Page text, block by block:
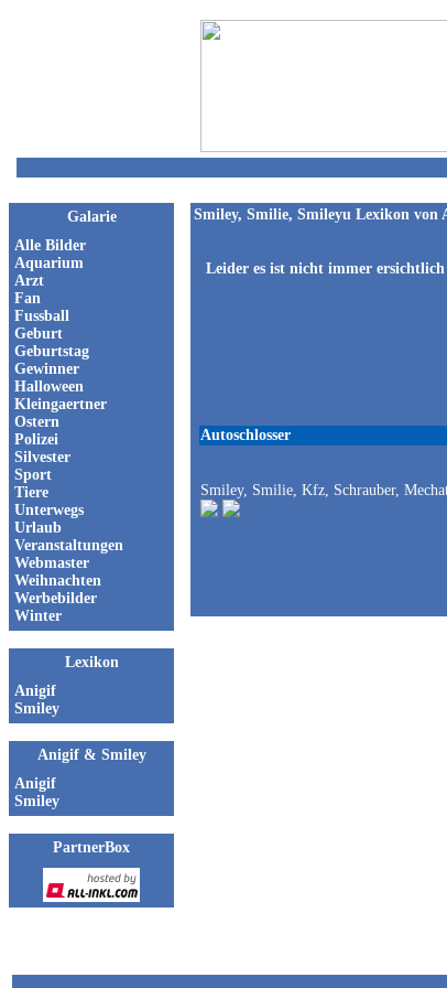
Galarie
Alle Bilder
Aquarium
Arzt
Fan
Fussball
Geburt
Geburtstag
Gewinner
Halloween
Kleingaertner
Ostern
Polizei
Silvester
Sport
Tiere
Unterwegs
Urlaub
Veranstaltungen
Webmaster
Weihnachten
Werbebilder
Winter
Lexikon
Anigif
Smiley
Anigif & Smiley
Anigif
Smiley
PartnerBox
Smiley, Smilie, Smileyu Lexikon von
Leider es ist nicht immer ersichtlich
Autoschlosser
Smiley, Smilie, Kfz, Schrauber,